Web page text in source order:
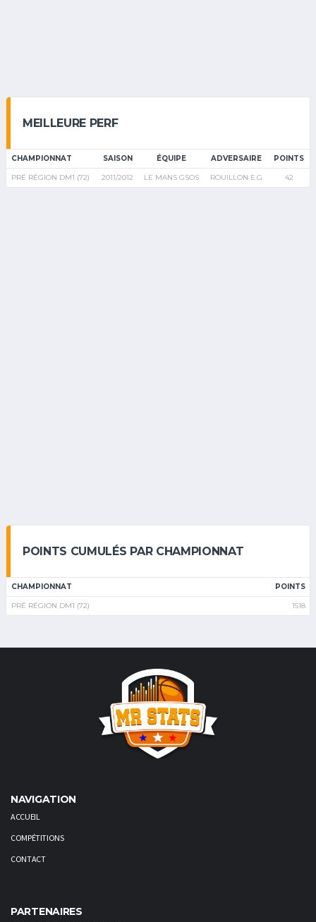
MEILLEURE PERF
CHAMPIONNAT SAISON ÉQUIPE ADVERSAIRE POINTS
PRÉ RÉGION DM1 (72) 2011/2012 LE MANS GSOS ROUILLON E.G 42
POINTS CUMULÉS PAR CHAMPIONNAT
CHAMPIONNAT POINTS
PRÉ RÉGION DM1 (72) 1518
NAVIGATION
ACCUEIL
COMPÉTITIONS
CONTACT
PARTENAIRES